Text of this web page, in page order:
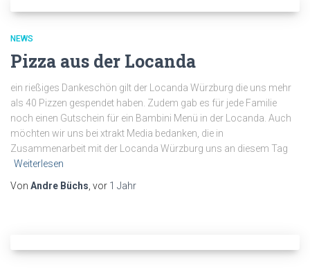
NEWS
Pizza aus der Locanda
ein rießiges Dankeschön gilt der Locanda Würzburg die uns mehr
als 40 Pizzen gespendet haben. Zudem gab es für jede Familie
noch einen Gutschein für ein Bambini Menü in der Locanda. Auch
möchten wir uns bei xtrakt Media bedanken, die in
Zusammenarbeit mit der Locanda Würzburg uns an diesem Tag
Weiterlesen
Von Andre Büchs, vor 1 Jahr